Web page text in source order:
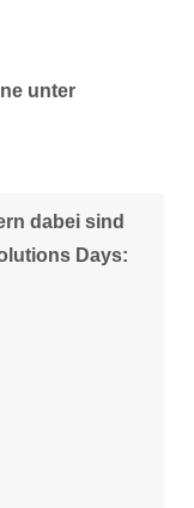
unter
dabei sind
Days: